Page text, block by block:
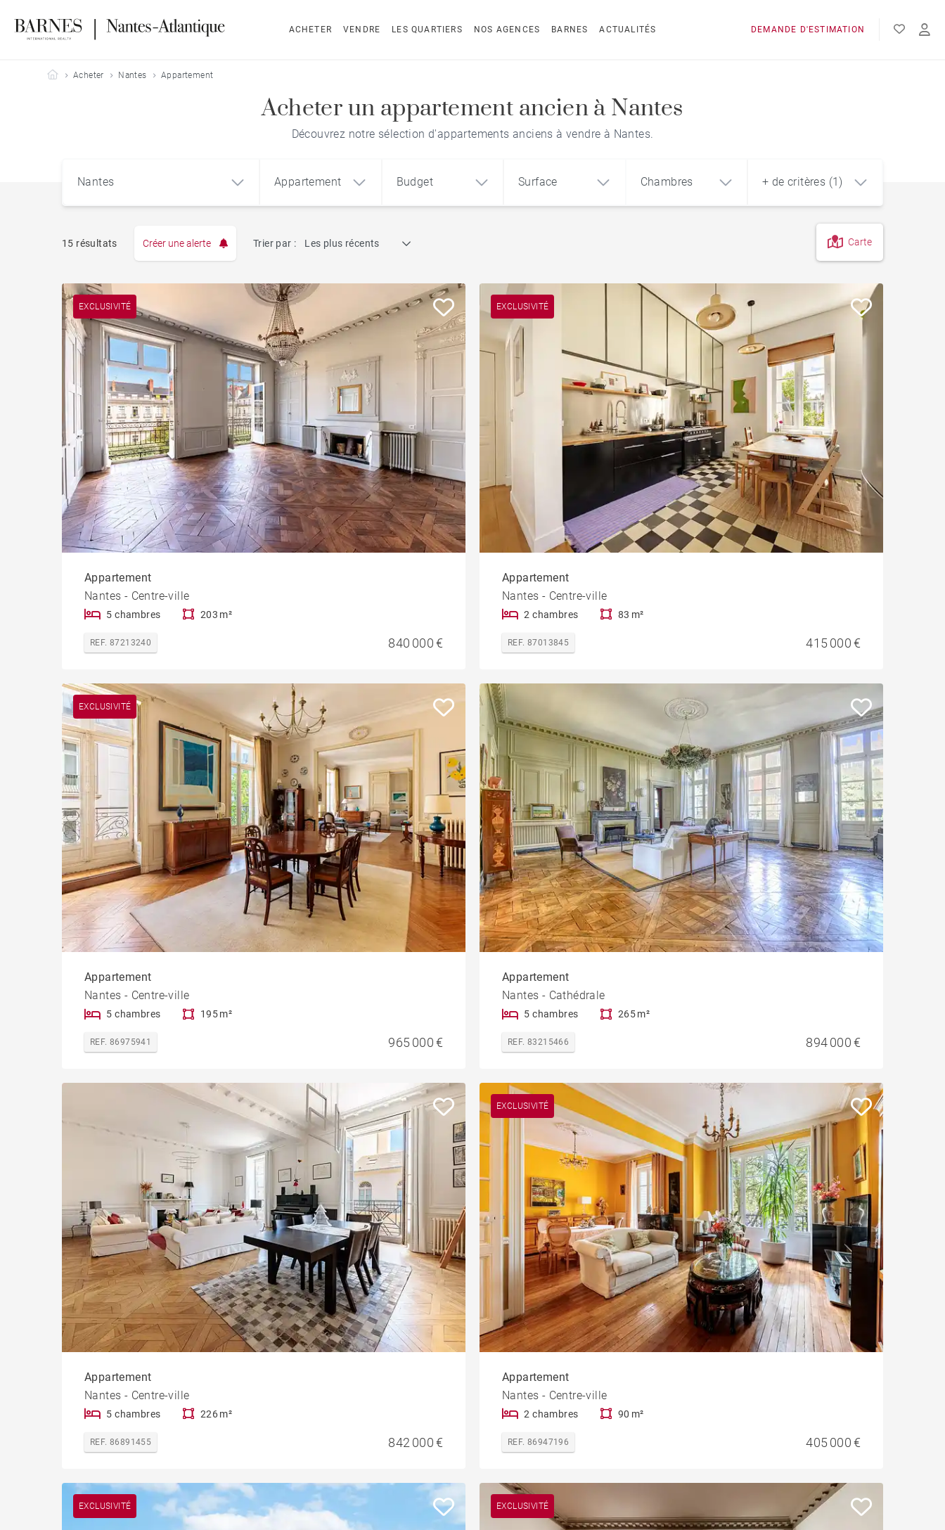
ACHETER VENDRE LES QUARTIERS NOS AGENCES BARNES ACTUALITÉS DEMANDE D'ESTIMATION
Barnes Nantes-Atlantique
Acheter Nantes Appartement
Acheter un appartement ancien à Nantes
Découvrez notre sélection d'appartements anciens à vendre à Nantes.
Nantes
Nantes
Appartement
Appartement Maison Terrain
Programme
Bureau et
commerce
Budget Surface Chambres + de critères (1)
Piscine Style contemporain
Villa bauloise Vue Erdre
Bien d'exception
Dernier étage Style ancien
Terrasse Parking / Garage
Ascenseur
Hôtel particulier Château / Manoir
Cours Cambronne
15 résultats Créer une alerte Trier par : Les plus récents Carte
EXCLUSIVITÉ
Appartement
Nantes - Centre-ville
5 chambres 203 m²
REF. 87213240 840 000 €
EXCLUSIVITÉ
Appartement
Nantes - Centre-ville
2 chambres 83 m²
REF. 87013845 415 000 €
EXCLUSIVITÉ
Appartement
Nantes - Centre-ville
5 chambres 195 m²
REF. 86975941 965 000 €
Appartement
Nantes - Cathédrale
5 chambres 265 m²
REF. 83215466 894 000 €
Appartement
Nantes - Centre-ville
5 chambres 226 m²
REF. 86891455 842 000 €
EXCLUSIVITÉ
Appartement
Nantes - Centre-ville
2 chambres 90 m²
REF. 86947196 405 000 €
EXCLUSIVITÉ EXCLUSIVITÉ